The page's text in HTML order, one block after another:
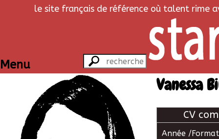
le site français de référence où talent rime
Menu
Vanessa
CV
Année / Format